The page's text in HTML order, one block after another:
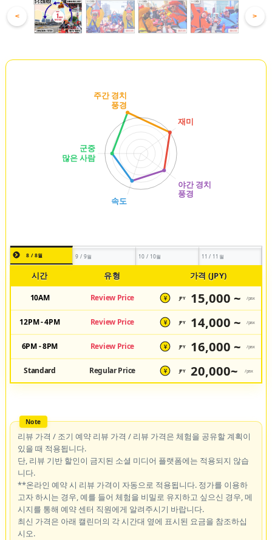
< >
8 / 8월 9 / 9월 10 / 10월 11 / 11월
시간 유형 가격 (JPY)
10AM Review Price ¥ JPY 15,000 ~ /pax
12PM - 4PM Review Price ¥ JPY 14,000 ~ /pax
6PM - 8PM Review Price ¥ JPY 16,000 ~ /pax
Standard Regular Price ¥ JPY 20,000~ /pax
리뷰 가격 / 조기 예약 리뷰 가격 / 리뷰 가격은 체험을 공유할 계획이
있을 때 적용됩니다.
단, 리뷰 기반 할인이 금지된 소셜 미디어 플랫폼에는 적용되지 않습
니다.
**온라인 예약 시 리뷰 가격이 자동으로 적용됩니다. 정가를 이용하
고자 하시는 경우, 예를 들어 체험을 비밀로 유지하고 싶으신 경우, 메
시지를 통해 예약 센터 직원에게 알려주시기 바랍니다.
최신 가격은 아래 캘린더의 각 시간대 옆에 표시된 요금을 참조하십
시오.